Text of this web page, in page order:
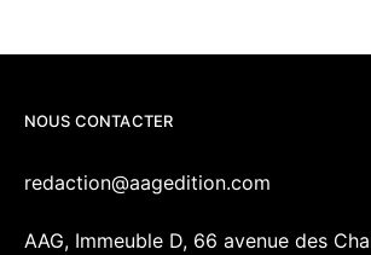
NOUS CONTACTER
redaction@aagedition.com
AAG, Immeuble D, 66 avenue des